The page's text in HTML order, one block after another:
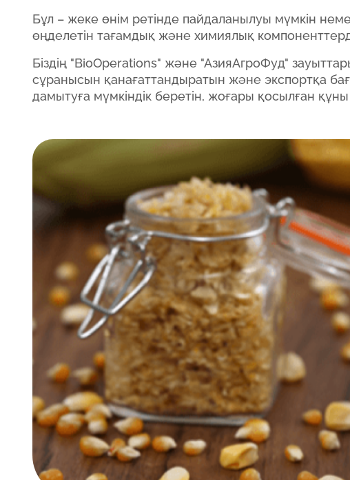
Бұл – жеке өнім ретінде пайдаланылуы мүмкін
өңделетін тағамдық және химиялық
Біздің "BioOperations" және "АзияАгроФуд"
сұранысын қанағаттандыратын және экспортқа
дамытуға мүмкіндік беретін, жоғары қосылған